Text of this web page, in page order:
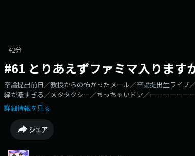
42分
#61 とりあえずファミマ入ります
卒論提出前日／教授からの怖かったメール／卒論提出生ライ
緑が濃すぎる／メタタクシー／ちっちゃいドア／ーーーーー
ーーーーーー学生芸人から、さらなるステージへ！コーラが大
かクイズ番組に呼ばれないおのはら。そんな2人が、ラジオ界
がどんな可能性を残すことができるのか。ナユタがラジオで
タ795」番組公式X⁠⁠⁠⁠⁠⁠⁠⁠⁠⁠⁠https://twitter.com/nayuta_nobi_795⁠⁠⁠⁠⁠⁠⁠⁠⁠⁠⁠⏬番組
詳細情報を見る
シェア